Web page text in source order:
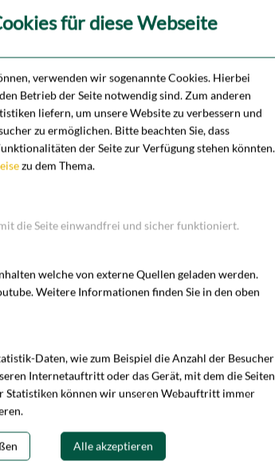
Headerbild
Distressed Real Estate
für diese Webseite
verwenden wir sogenannte Cookies. Hierbei
Betrieb der Seite notwendig sind. Zum anderen
liefern, um unsere Website zu verbessern und
zu ermöglichen. Bitte beachten Sie, dass
der Seite zur Verfügung stehen könnten.
zu dem Thema.
die Seite einwandfrei und sicher funktioniert.
welche von externe Quellen geladen werden.
Weitere Informationen finden Sie in den oben
Daten, wie zum Beispiel die Anzahl der Besucher
Internetauftritt oder das Gerät, mit dem die Seiten
Statistiken können wir unseren Webauftritt immer
Alle akzeptieren